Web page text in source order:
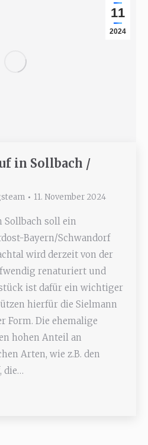
11
2024
in Sollbach /
11. November 2024
soll ein
Bayern/Schwandorf
wird derzeit von der
renaturiert und
ist dafür ein wichtiger
hierfür die Sielmann
Form. Die ehemalige
hohen Anteil an
Arten, wie z.B. den
die…